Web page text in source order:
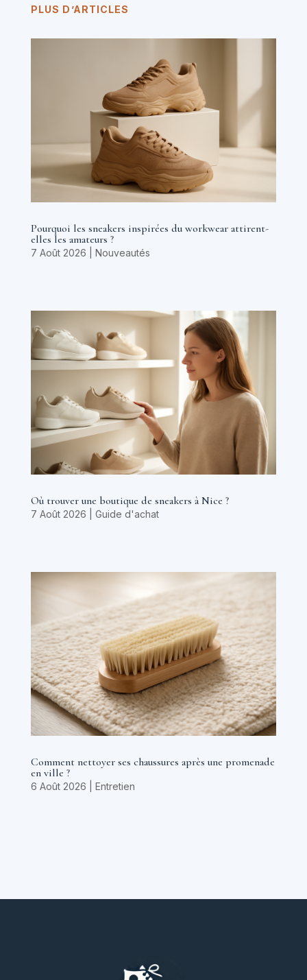
PLUS D’ARTICLES
Pourquoi les sneakers inspirées du workwear attirent-
elles les amateurs ?
7 Août 2026 Nouveautés
Où trouver une boutique de sneakers à Nice ?
7 Août 2026 Guide d'achat
Comment nettoyer ses chaussures après une promenade
en ville ?
6 Août 2026 Entretien